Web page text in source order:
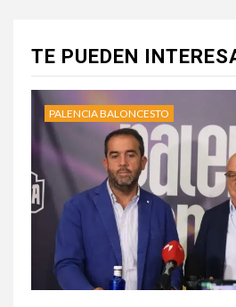
TE PUEDEN
PALENCIA BALONCESTO